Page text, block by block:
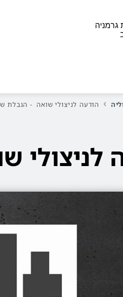
גרמניה
הודעה לניצולי שואה - הגבלת